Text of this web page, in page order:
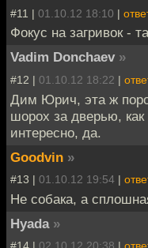
#11 | 01.10.12 18:10 |
Фокус на загривок -
Vadim Donchaev »
#12 | 01.10.12 18:22 |
Дим Юрич, эта ж
шорох за дверью,
интересно, да.
Goodvin »
#13 | 01.10.12 19:54 |
Не собака, а
Hyada »
#14 | 02.10.12 20:38 |